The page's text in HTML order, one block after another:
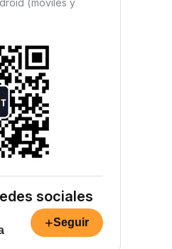
(móviles y
sociales
+Seguir